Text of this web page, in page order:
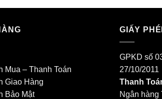
Mua – Thanh Toán
Giao Hàng
Bảo Mật
GIẤY
GPKD số
27/10/2011
Thanh
Ngân hàng